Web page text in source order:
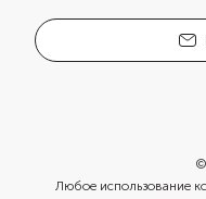
©
Любое использование